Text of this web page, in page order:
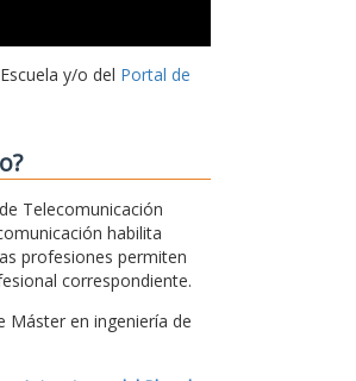
y/o del Portal de
Telecomunicación
habilita
profesiones permiten
correspondiente.
Máster en ingeniería de